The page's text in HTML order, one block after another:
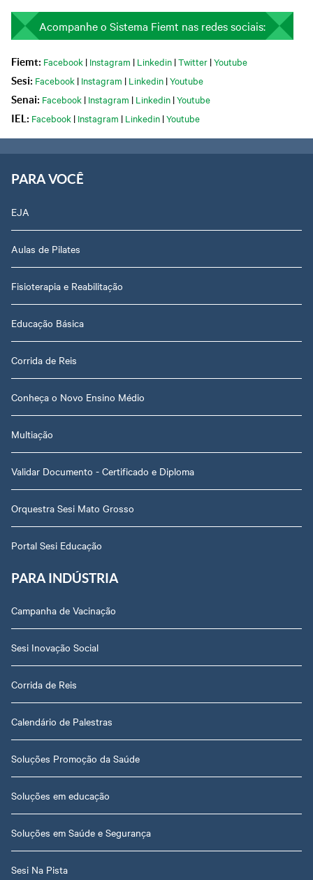
Acompanhe o Sistema Fiemt nas redes sociais:
Fiemt: Facebook | Instagram | Linkedin |Twitter |Youtube
Sesi: Facebook | Instagram | Linkedin |Youtube
Senai: Facebook | Instagram | Linkedin |Youtube
IEL: Facebook | Instagram | Linkedin |Youtube
PARA VOCÊ
EJA
Aulas de Pilates
Fisioterapia e Reabilitação
Educação Básica
Corrida de Reis
Conheça o Novo Ensino Médio
Multiação
Validar Documento - Certificado e Diploma
Orquestra Sesi Mato Grosso
Portal Sesi Educação
PARA INDÚSTRIA
Campanha de Vacinação
Sesi Inovação Social
Corrida de Reis
Calendário de Palestras
Soluções Promoção da Saúde
Soluções em educação
Soluções em Saúde e Segurança
Sesi Na Pista